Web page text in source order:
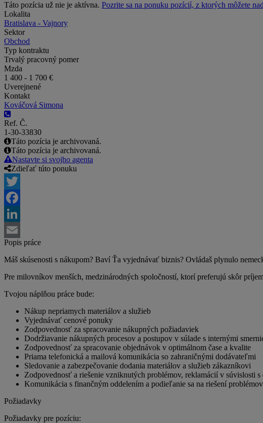
Táto pozícia už nie je aktívna. Pozrite sa na ponuku pozícií, z ktorých môžete
Lokalita
Bratislava - Vajnory
Sektor
Obchod
Typ kontraktu
Trvalý pracovný pomer
Mzda
1 400 - 1 700 €
Uverejnené
Kontakt
Kováčová Simona
Ref. Č.
1-30-33830
Táto pozícia je archivovaná.
Táto pozícia je archivovaná.
Nastavte si svojho agenta
Zdieľať túto ponuku
Twitter
Facebook
LinkedIn
Email
Popis práce
Máš skúsenosti s nákupom? Baví Ťa vyjednávať biznis? Ovládaš plynulo
Pre milovníkov menších, medzinárodných spoločností, ktorí preferujú skôr
Tvojou náplňou práce bude:
Nákup nepriamych materiálov a služieb
Vyjednávať cenové ponuky
Zodpovednosť za spracovanie nákupných požiadaviek
Dodržiavanie nákupných procesov a postupov v súlade s internými
Zodpovednosť za spracovanie objednávok v optimálnom čase a kvalite
Priama telefonická a mailová komunikácia so zahraničnými dodávateľmi
Sledovanie a zabezpečovanie dodania materiálov a služieb zákazníkovi
Zodpovednosť a riešenie vzniknutých problémov, reklamácií v súvislosti s
Komunikácia s finančným oddelením a podieľanie sa na riešení
Požiadavky
Požiadavky pre pozíciu: